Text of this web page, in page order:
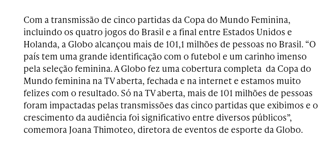
Com a transmissão de cinco partidas da Copa do Mundo Feminina,
incluindo os quatro jogos do Brasil e a final entre Estados Unidos e
Holanda, a Globo alcançou mais de 101,1 milhões de pessoas no Brasil. “O
país tem uma grande identificação com o futebol e um carinho imenso
pela seleção feminina. A Globo fez uma cobertura completa da Copa do
Mundo feminina na TV aberta, fechada e na internet e estamos muito
felizes com o resultado. Só na TV aberta, mais de 101 milhões de pessoas
foram impactadas pelas transmissões das cinco partidas que exibimos e o
crescimento da audiência foi significativo entre diversos públicos”,
comemora Joana Thimoteo, diretora de eventos de esporte da Globo.